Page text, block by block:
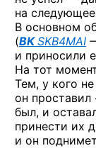
на следующее
В основном
(ВКSKB4MAI
и приносили
На тот
Тем, у кого
он проставил
был, и
принести их
и он